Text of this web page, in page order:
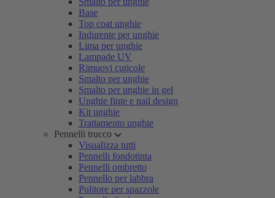
Base
Top coat unghie
Indurente per unghie
Lima per unghie
Lampade UV
Rimuovi cuticole
Smalto per unghie
Smalto per unghie in gel
Unghie finte e nail design
Kit unghie
Trattamento unghie
Pennelli trucco
Visualizza tutti
Pennelli fondotinta
Pennelli ombretto
Pennello per labbra
Pulitore per spazzole